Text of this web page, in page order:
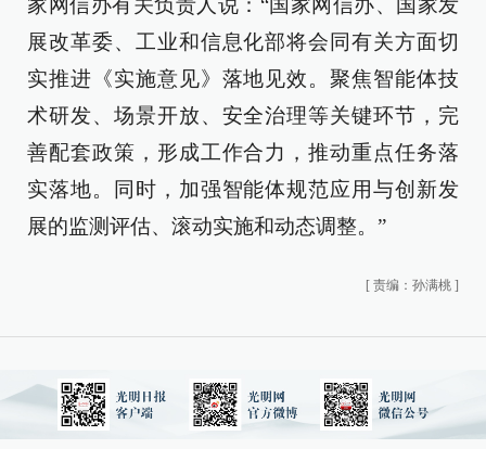
家网信办有关负责人说：“国家网信办、国家发
展改革委、工业和信息化部将会同有关方面切
实推进《实施意见》落地见效。聚焦智能体技
术研发、场景开放、安全治理等关键环节，完
善配套政策，形成工作合力，推动重点任务落
实落地。同时，加强智能体规范应用与创新发
展的监测评估、滚动实施和动态调整。”
[ 责编：孙满桃 ]